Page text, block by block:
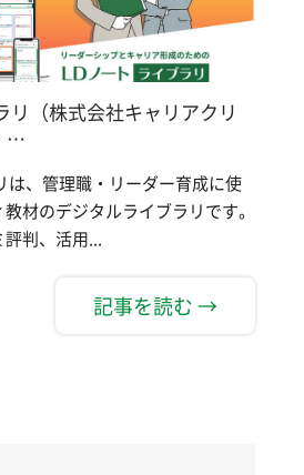
リ（株式会社キャリアクリ
…
は、管理職・リーダー育成に使
材のデジタルライブラリです。
判、活用...
記事を読む →